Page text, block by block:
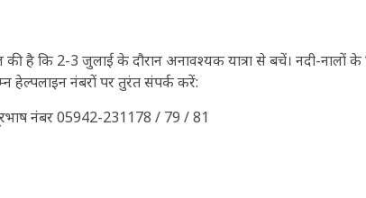
है कि 2-3 जुलाई के दौरान अनावश्यक यात्रा से बचें। नदी-नालों के
हेल्पलाइन नंबरों पर तुरंत संपर्क करें:
नंबर 05942-231178 / 79 / 81